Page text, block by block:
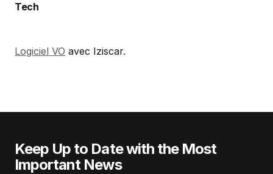
Tech
Logiciel VO avec Iziscar.
Keep Up to Date with the Most
Important News